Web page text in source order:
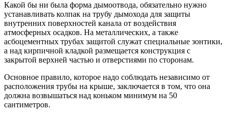
Какой бы ни была форма дымоотвода, обязательно нужно
устанавливать колпак на трубу дымохода для защиты
внутренних поверхностей канала от воздействия
атмосферных осадков. На металлических, а также
асбоцементных трубах защитой служат специальные зонтики,
а над кирпичной кладкой размещается конструкция с
закрытой верхней частью и отверстиями по сторонам.
Основное правило, которое надо соблюдать независимо от
расположения трубы на крыше, заключается в том, что она
должна возвышаться над коньком минимум на 50
сантиметров.